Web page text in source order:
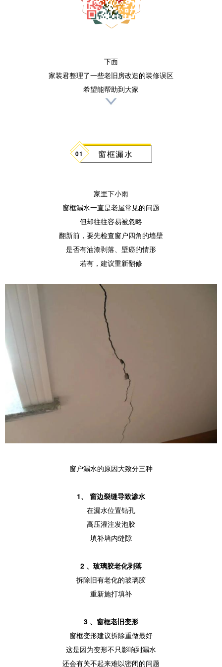
下面
家装君整理了一些老旧房改造的装修误区
希望能帮助到大家
01 窗框漏水
家里下小雨
窗框漏水一直是老屋常见的问题
但却往往容易被忽略
翻新前，要先检查窗户四角的墙壁
是否有油漆剥落、壁癌的情形
若有，建议重新翻修
窗户漏水的原因大致分三种
1、 窗边裂缝导致渗水
在漏水位置钻孔
高压灌注发泡胶
填补墙内缝隙
2 、玻璃胶老化剥落
拆除旧有老化的玻璃胶
重新施打填补
3 、窗框老旧变形
窗框变形建议拆除重做最好
这是因为变形不只影响到漏水
还会有关不起来难以密闭的问题